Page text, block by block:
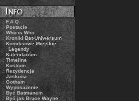
.: F.A.Q.
.: Postacie
.: Who is Who
.:Kroniki Bat-Uniwersum
.: Komiksowe Miejskie
Legendy
.: Kalendarium
.: Timeline
.: Kostium
.: Rezydencja
.: Jaskinia
.: Gotham
.:Wyposażenie
.: Być Batmanem
.: Być jak Bruce Wayne